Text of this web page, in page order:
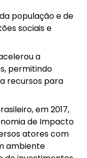
população e de
sociais e
a
permitindo
recursos para
em 2017,
de Impacto
atores com
ambiente